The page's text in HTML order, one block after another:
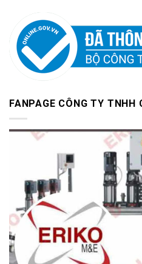
FANPAGE CÔNG TY TNHH